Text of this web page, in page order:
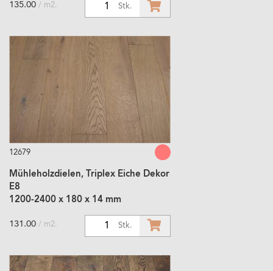
Stk.
135.00 / m2.
12679
Mühleholzdielen, Triplex Eiche Dekor
E8
1200-2400 x 180 x 14 mm
Stk.
131.00 / m2.